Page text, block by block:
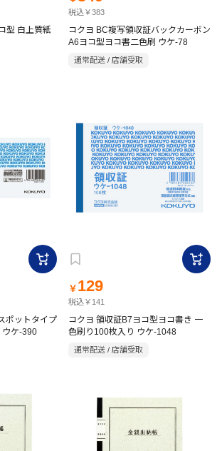
型 白上質紙
税込￥383
コクヨ BC複写領収証バックカーボン
A6ヨコ型ヨコ書二色刷 ウケ-78
通常配送 / 店舗受取
ポットタイプ
ウケ-390
￥ 129
税込￥141
コクヨ 領収証B7ヨコ型ヨコ書き 一
色刷り100枚入り ウケ-1048
通常配送 / 店舗受取